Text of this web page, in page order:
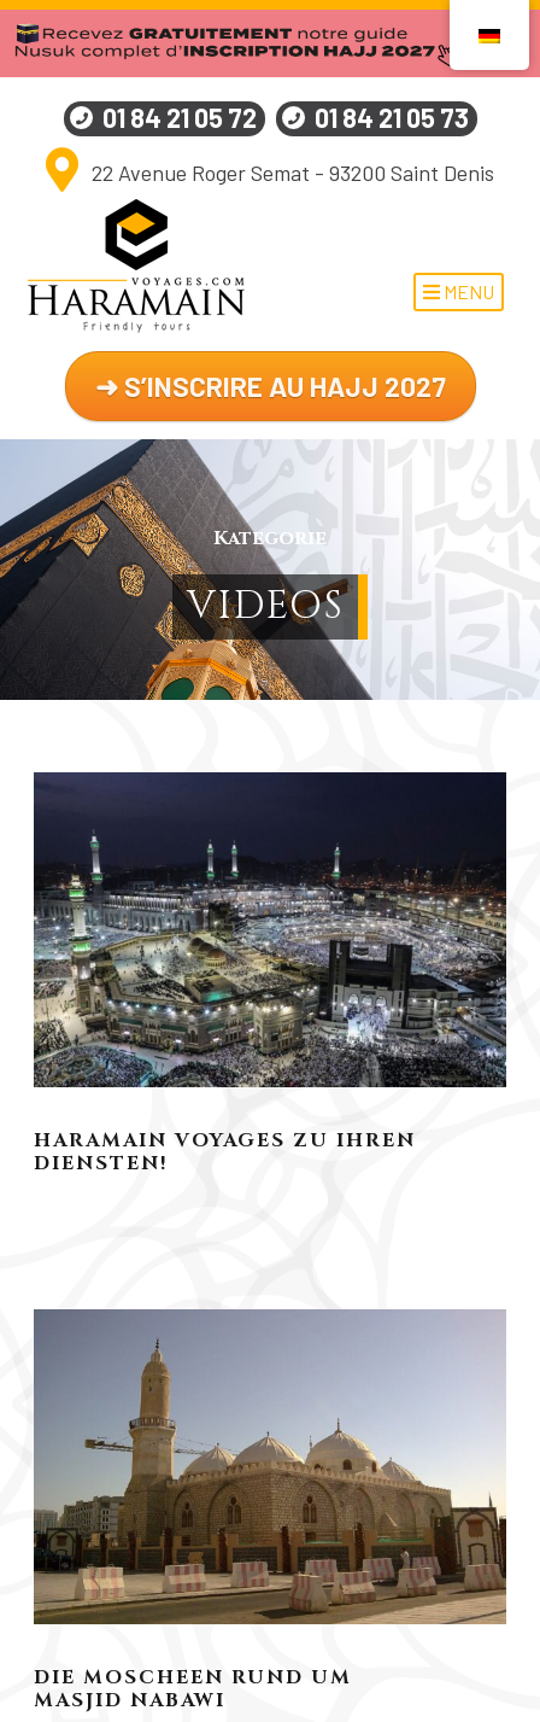
01 84 21 05 72 01 84 21 05 73
22 Avenue Roger Semat - 93200 Saint Denis
MENU
➜ S’INSCRIRE AU HAJJ 2027
Kategorie
VIDEOS
HARAMAIN VOYAGES ZU IHREN
DIENSTEN!
DIE MOSCHEEN RUND UM
MASJID NABAWI